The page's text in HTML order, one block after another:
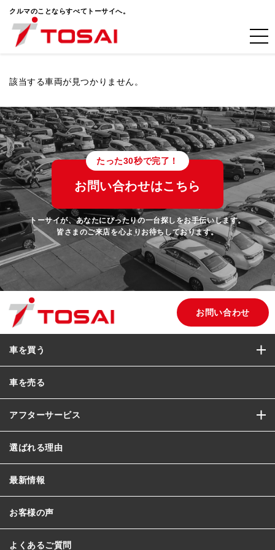
クルマのことならすべてトーサイへ。
該当する車両が見つかりません。
たった30秒で完了！
お問い合わせはこちら
トーサイが、あなたにぴったりの一台探しをお手伝いします。
皆さまのご来店を心よりお待ちしております。
お問い合わせ
車を買う
車を売る
アフターサービス
選ばれる理由
最新情報
お客様の声
よくあるご質問